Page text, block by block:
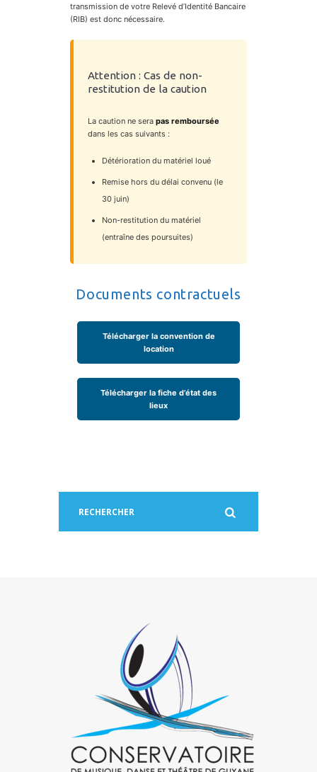
transmission de votre Relevé d’Identité Bancaire
(RIB) est donc nécessaire.
Attention : Cas de non-
restitution de la caution
La caution ne sera pas remboursée
dans les cas suivants :
Détérioration du matériel loué
Remise hors du délai convenu (le
30 juin)
Non-restitution du matériel
(entraîne des poursuites)
Documents contractuels
Télécharger la convention de
location
Télécharger la fiche d’état des
lieux